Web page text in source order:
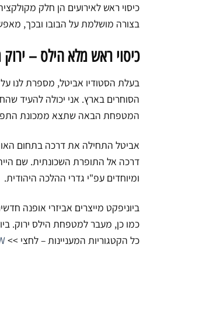
כיסוי ראש לאירועים הן חלק
בצורה מושלמת על הבובו ובכך,
כיסוי ראש מלא הילס –
בעלת הסטודיו אביטל, מספרת לנו
הסוחרים בארץ. אני יכולה להעיד
המטפחת הבאה שתצא ממכונת
אביטל התחילה את דרכה בתחום
דרכה אל התופרת השכונתית. שם
ומיוחדים עפ"י גדרי ההלכה היהודית.
ביוניפקט מייצרים אביזרי אופנה
כמו כן, מעבר למטפחת הילס ירוק.
כל הקטגוריות המעניינות – לחצי >>